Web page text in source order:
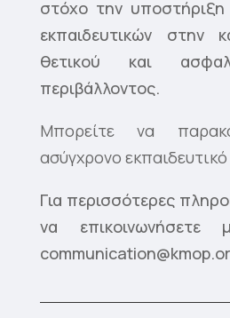
στόχο την
εκπαιδευτικών στην
θετικού και
περιβάλλοντος.
Mπορείτε να
ασύγχρονο
Για περισσότερες
να